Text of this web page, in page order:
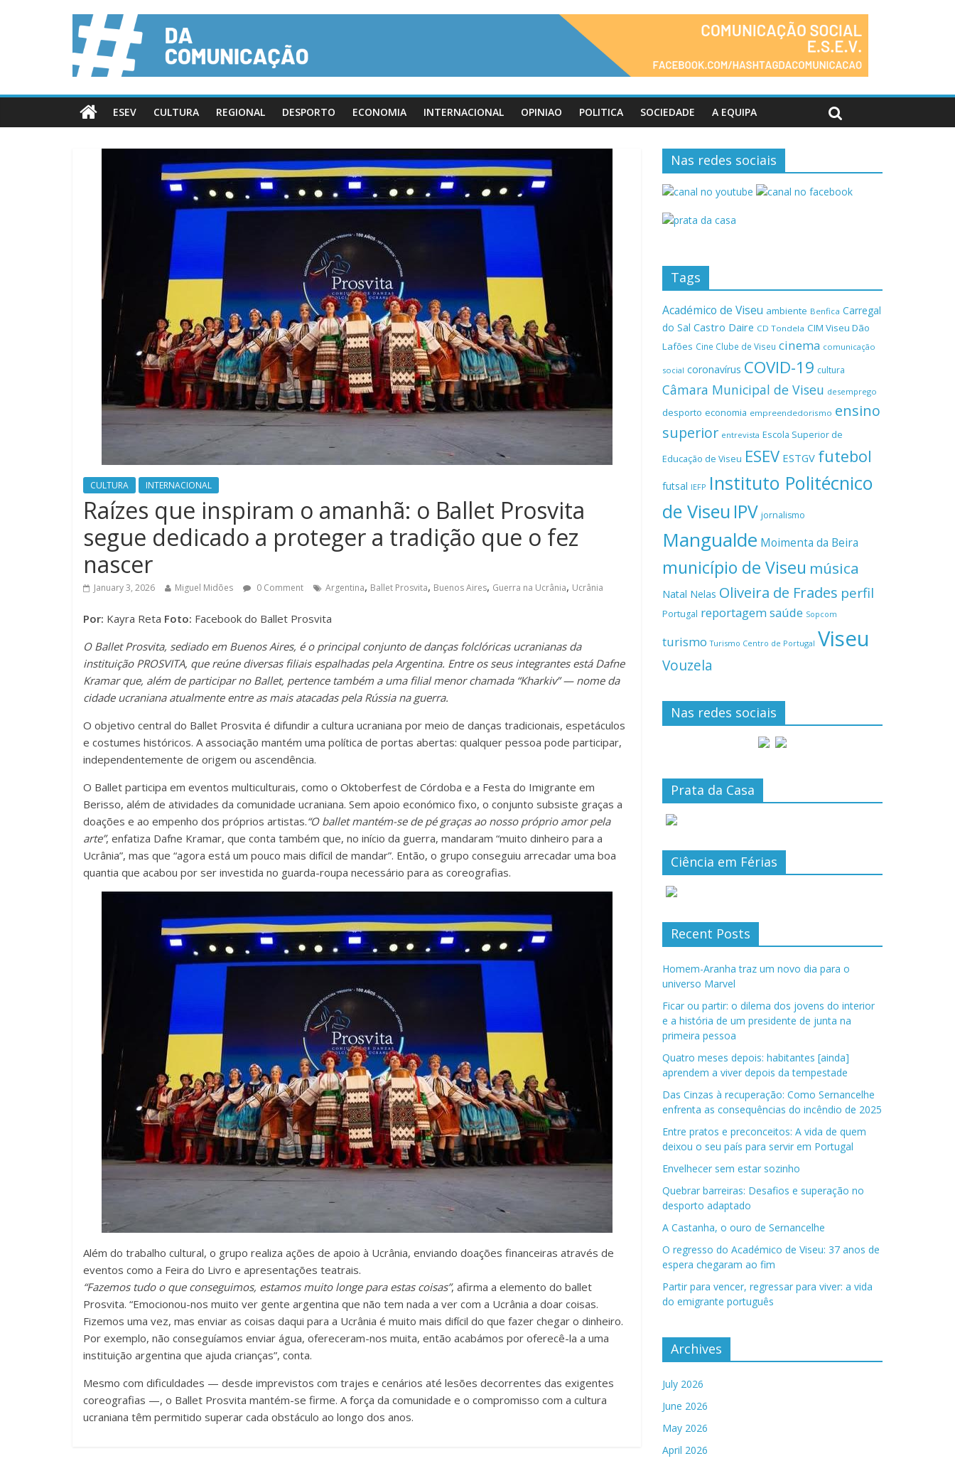
ESEV CULTURA REGIONAL DESPORTO ECONOMIA INTERNACIONAL OPINIAO POLITICA SOCIEDADE A EQUIPA
CULTURA INTERNACIONAL
Raízes que inspiram o amanhã: o Ballet Prosvita
segue dedicado a proteger a tradição que o fez
nascer
January 3, 2026 Miguel Midões 0 Comment Argentina, Ballet Prosvita, Buenos Aires, Guerra na Ucrânia, Ucrânia
Por: Kayra Reta Foto: Facebook do Ballet Prosvita
O Ballet Prosvita, sediado em Buenos Aires, é o principal conjunto de danças folclóricas ucranianas da
instituição PROSVITA, que reúne diversas filiais espalhadas pela Argentina. Entre os seus integrantes está Dafne
Kramar que, além de participar no Ballet, pertence também a uma filial menor chamada “Kharkiv” — nome da
cidade ucraniana atualmente entre as mais atacadas pela Rússia na guerra.
O objetivo central do Ballet Prosvita é difundir a cultura ucraniana por meio de danças tradicionais, espetáculos
e costumes históricos. A associação mantém uma política de portas abertas: qualquer pessoa pode participar,
independentemente de origem ou ascendência.
O Ballet participa em eventos multiculturais, como o Oktoberfest de Córdoba e a Festa do Imigrante em
Berisso, além de atividades da comunidade ucraniana. Sem apoio económico fixo, o conjunto subsiste graças a
doações e ao empenho dos próprios artistas.“O ballet mantém-se de pé graças ao nosso próprio amor pela
arte”, enfatiza Dafne Kramar, que conta também que, no início da guerra, mandaram “muito dinheiro para a
Ucrânia”, mas que “agora está um pouco mais difícil de mandar”. Então, o grupo conseguiu arrecadar uma boa
quantia que acabou por ser investida no guarda-roupa necessário para as coreografias.
Além do trabalho cultural, o grupo realiza ações de apoio à Ucrânia, enviando doações financeiras através de
eventos como a Feira do Livro e apresentações teatrais.
“Fazemos tudo o que conseguimos, estamos muito longe para estas coisas”, afirma a elemento do ballet
Prosvita. “Emocionou-nos muito ver gente argentina que não tem nada a ver com a Ucrânia a doar coisas.
Fizemos uma vez, mas enviar as coisas daqui para a Ucrânia é muito mais difícil do que fazer chegar o dinheiro.
Por exemplo, não conseguíamos enviar água, ofereceram-nos muita, então acabámos por oferecê-la a uma
instituição argentina que ajuda crianças”, conta.
Mesmo com dificuldades — desde imprevistos com trajes e cenários até lesões decorrentes das exigentes
coreografias —, o Ballet Prosvita mantém-se firme. A força da comunidade e o compromisso com a cultura
ucraniana têm permitido superar cada obstáculo ao longo dos anos.
Nas redes sociais
Tags
Académico de Viseu ambiente Benfica Carregal
do Sal Castro Daire CD Tondela CIM Viseu Dão
Lafões Cine Clube de Viseu cinema comunicação
social coronavírus COVID-19 cultura
Câmara Municipal de Viseu desemprego
desporto economia empreendedorismo ensino
superior entrevista Escola Superior de
Educação de Viseu ESEV ESTGV futebol
futsal IEFP Instituto Politécnico
de Viseu IPV jornalismo
Mangualde Moimenta da Beira
município de Viseu música
Natal Nelas Oliveira de Frades perfil
Portugal reportagemsaúde Sopcom
turismo Turismo Centro de Portugal Viseu
Vouzela
Nas redes sociais
Prata da Casa
Ciência em Férias
Recent Posts
Homem-Aranha traz um novo dia para o
universo Marvel
Ficar ou partir: o dilema dos jovens do interior
e a história de um presidente de junta na
primeira pessoa
Quatro meses depois: habitantes [ainda]
aprendem a viver depois da tempestade
Das Cinzas à recuperação: Como Sernancelhe
enfrenta as consequências do incêndio de 2025
Entre pratos e preconceitos: A vida de quem
deixou o seu país para servir em Portugal
Envelhecer sem estar sozinho
Quebrar barreiras: Desafios e superação no
desporto adaptado
A Castanha, o ouro de Sernancelhe
O regresso do Académico de Viseu: 37 anos de
espera chegaram ao fim
Partir para vencer, regressar para viver: a vida
do emigrante português
Archives
July 2026
June 2026
May 2026
April 2026